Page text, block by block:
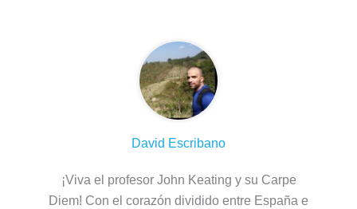
David Escribano
¡Viva el profesor John Keating y su Carpe
Diem! Con el corazón dividido entre España e